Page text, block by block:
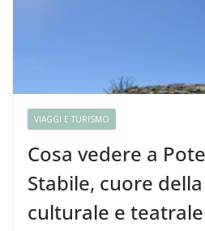
VIAGGI E TURISMO
Cosa vedere a
Stabile, cuore
culturale e